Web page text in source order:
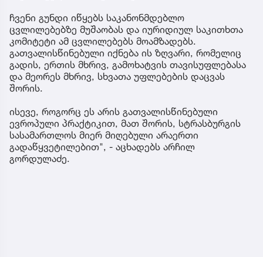
ჩვენი გუნდი იწყებს საკანონმდებლო
ცვლილებებზე მუშაობას და იურიდიულ საკითხთა
კომიტეტი ამ ცვლილებებს მოამზადებს.
გათვალისწინებული იქნება ის ზღვარი, რომელიც
გადის, ერთის მხრივ, გამოხატვის თავისუფლებასა
და მეორეს მხრივ, სხვათა უფლებების დაცვას
შორის.
ისევე, როგორც ეს არის გათვალისწინებული
ევროპული პრაქტიკით, მათ შორის, სტრასბურგის
სასამართლოს მიერ მიღებული არაერთი
გადაწყვეტილებით", - აცხადებს არჩილ
გორდულაძე.